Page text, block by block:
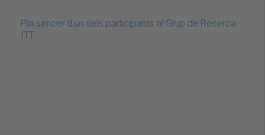
Pla sencer d'un dels participants al Grup de Recerca
ITT